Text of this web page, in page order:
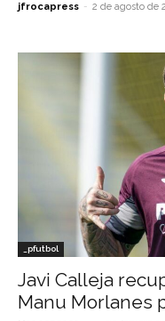
jfrocapress - 2 de agosto de
_pfutbol
Javi Calleja
Manu Morlanes